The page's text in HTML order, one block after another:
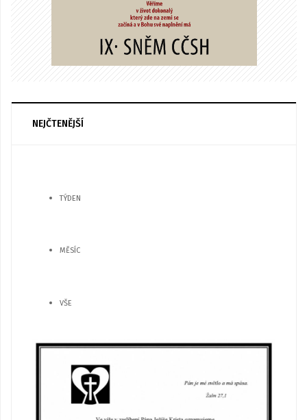
NEJČTENĚJŠÍ
TÝDEN
MĚSÍC
VŠE